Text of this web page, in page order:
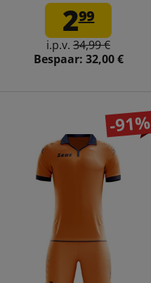
blauw/wit299
i.p.v. 34,99 €
Bespaar: 32,00 €
-91%